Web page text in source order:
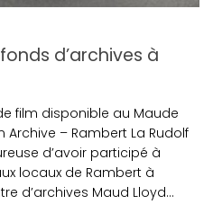
d’archives à
film disponible au Maude
Archive – Rambert La Rudolf
d’avoir participé à
locaux de Rambert à
d’archives Maud Lloyd…